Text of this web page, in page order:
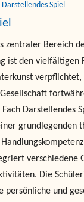
zentraler Bereich
ist den vielfältigen
Darstellendes
grundlegenden
verschiedene
Die
persönliche und
Darstellendes Spiel